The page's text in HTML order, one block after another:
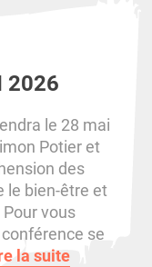
2026
le 28 mai
Potier et
des
le bien-être et
vous
se
la suite